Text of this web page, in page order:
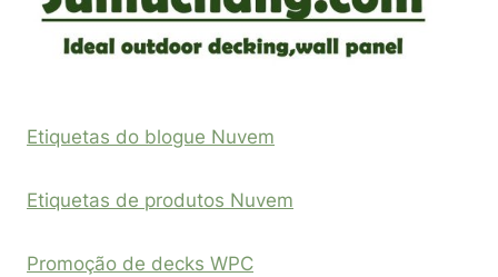
Etiquetas do blogue Nuvem
Etiquetas de produtos Nuvem
Promoção de decks WPC